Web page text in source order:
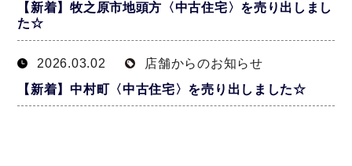
【新着】牧之原市地頭方〈中古住宅〉を売り出しまし
た☆
2026.03.02
店舗からのお知らせ
【新着】中村町〈中古住宅〉を売り出しました☆